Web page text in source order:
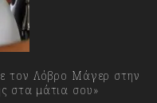
τον Λόβρο Μάγερ στην
στα μάτια σου»